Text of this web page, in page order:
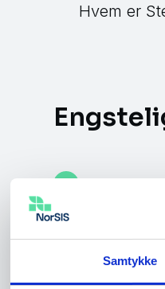
Samtykke
Hvem er
Alder: